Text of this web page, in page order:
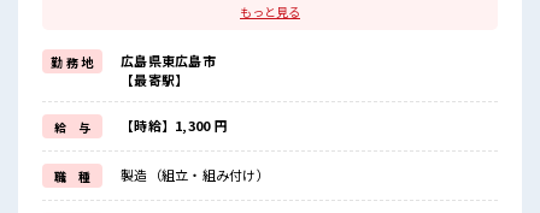
◆寮費有料の場合:時給1450円
どちらかを選択できます！
銀行・郵便局・スーパー・コンビニなどは
寮から車で10分圏内にあるのでとっても便利☆
駐車場があるので車の持ち込みもOKです！
赴任時の交通費の支給もあります◎
《残業多めだから稼げる*》
残業は月20時間以上あるのでお給料に上乗せできる★
頑張った分しっかり返ってくるのでヤリガイ抜群！
もっと見る
勤 務 地
広島県東広島市
【最寄駅】
給 与 【時給】1,300 円
職 種 製造（組立・組み付け）